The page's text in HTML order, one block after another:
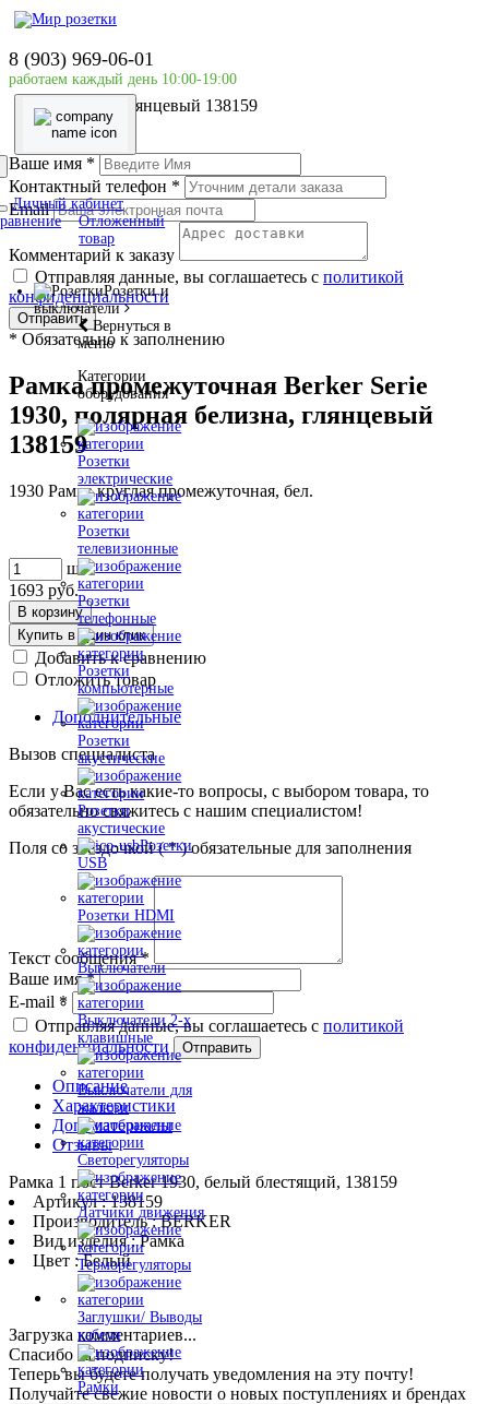
8 (903) 969-06-01
работаем каждый день 10:00-19:00
Личный кабинет
Отложенный
товар
Розетки и
выключатели
Вернуться в
меню
Категории
оборудования
Розетки
электрические
Розетки
телевизионные
Розетки
телефонные
Розетки
компьютерные
Розетки
акустические
Розетки
акустические
Розетки
USB
Розетки HDMI
Выключатели
Выключатели 2-х
клавишные
Выключатели для
жалюзи
Светорегуляторы
Датчики движения
Терморегуляторы
Заглушки/ Выводы
кабеля
Рамки
Главная страница
Рамка
Рамка промежуточная Berker Serie 1930, полярная
белизна, глянцевый 138159
Ваше имя *
Контактный телефон *
Email
Комментарий к заказу
Отправляя данные, вы соглашаетесь с политикой
конфиденциальности
Отправить
* Обязательно к заполнению
Рамка промежуточная Berker Serie
1930, полярная белизна, глянцевый
138159
1930 Рамка круглая промежуточная, бел.
шт
1693 руб.
В корзину
Купить в один клик
Добавить к сравнению
Отложить товар
Дополнительные
Вызов специалиста
Если у Вас есть какие-то вопросы, с выбором товара, то
обязательно свяжитесь с нашим специалистом!
Поля со звездочкой (*) обязательные для заполнения
Текст сообщения*
Ваше имя*
E-mail *
Отправляя данные, вы соглашаетесь с политикой
конфиденциальности
Отправить
Описание
Характеристики
Доп. материалы
Отзывы
Рамка 1 пост Berker 1930, белый блестящий, 138159
Артикул : 138159
Производитель : BERKER
Вид изделия : Рамка
Цвет : Белый
Загрузка комментариев...
Спасибо за подписку!
Теперь вы будете получать уведомления на эту почту!
Получайте свежие новости о новых поступлениях и брендах